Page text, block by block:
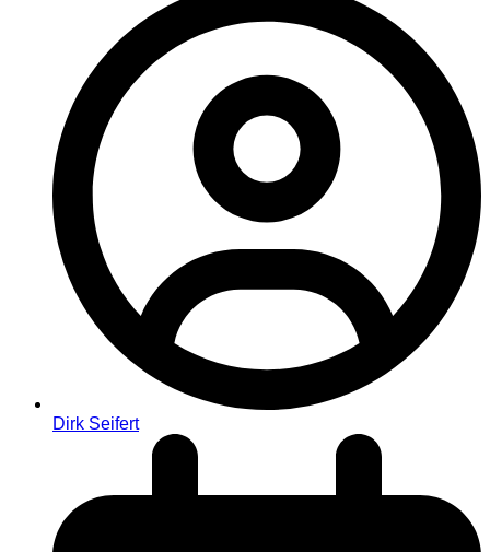
Dirk Seifert